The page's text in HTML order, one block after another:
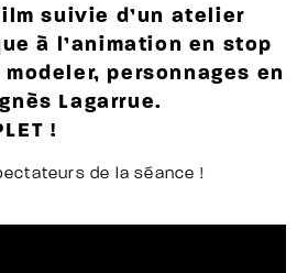
suivie d’un atelier
à l’animation en stop
personnages en
Lagarrue.
!
de la séance !